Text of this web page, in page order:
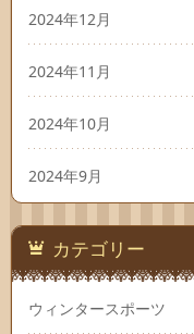
2024年12月
2024年11月
2024年10月
2024年9月
カテゴリー
ウィンタースポーツ